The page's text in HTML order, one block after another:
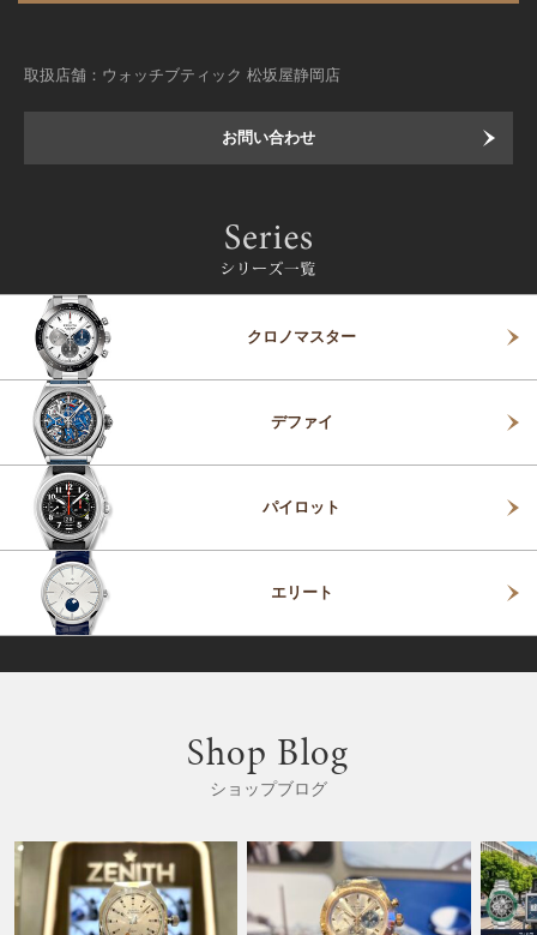
取扱店舗：ウォッチブティック 松坂屋静岡店
お問い合わせ
クロノマスター
デファイ
パイロット
エリート
Shop Blog
ショップブログ
表示 表示